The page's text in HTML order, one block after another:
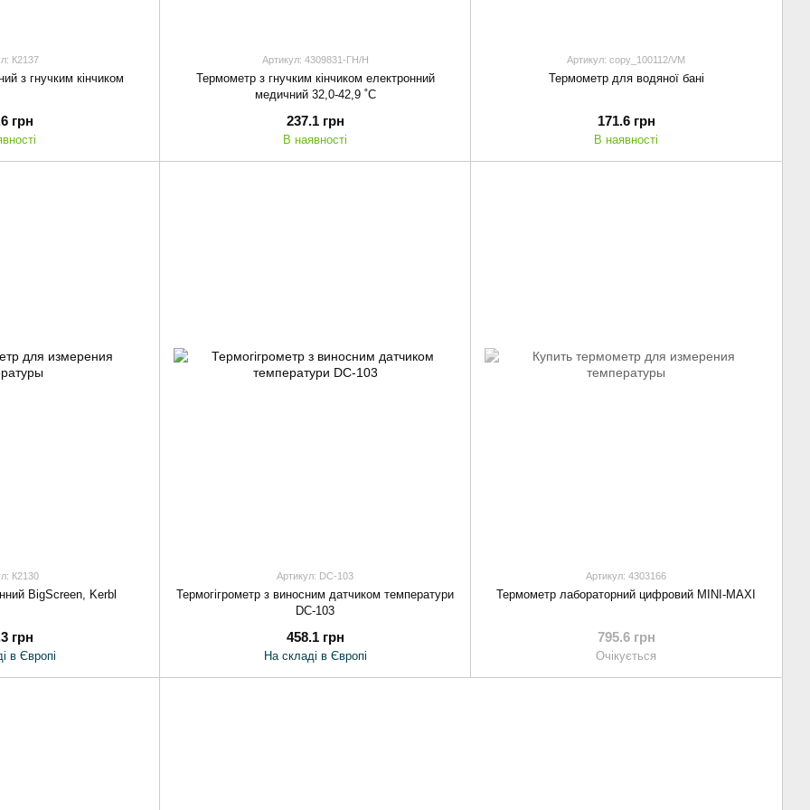
К2137
з гнучким кінчиком
грн
Артикул: 4309831-ГН/H
Термометр з гнучким кінчиком електронний
медичний 32,0-42,9 ˚С
237.1 грн
В наявності
Артикул: copy_100112/VM
Термометр для водяної бані
171.6 грн
В наявності
К2130
BigScreen, Kerbl
грн
в Європі
Артикул: DC-103
Термогігрометр з виносним датчиком температури
DC-103
458.1 грн
На складі в Європі
Артикул: 4303166
Термометр лабораторний цифровий MINI-MAXI
795.6 грн
Очікується